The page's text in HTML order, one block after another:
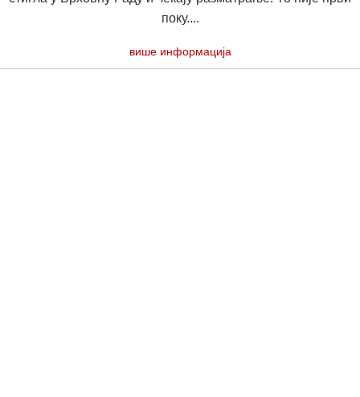
поку....
више информација